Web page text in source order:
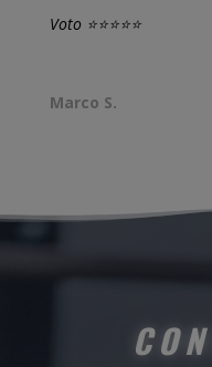
Voto ⭐⭐⭐⭐⭐
Marco S.